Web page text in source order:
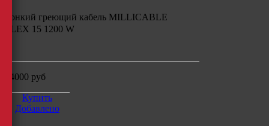
Тонкий греющий кабель MILLICABLE
FLEX 15 1200 W
24000 руб
Купить
Добавлено